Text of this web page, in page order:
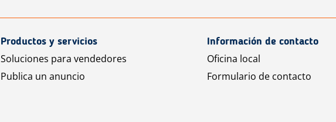
Productos y servicios
Soluciones para vendedores
Publica un anuncio
Información de contacto
Oficina local
Formulario de contacto